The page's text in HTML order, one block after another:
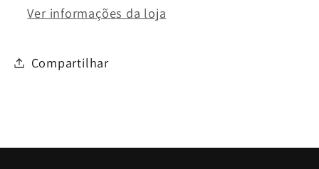
Ver informações da loja
Compartilhar